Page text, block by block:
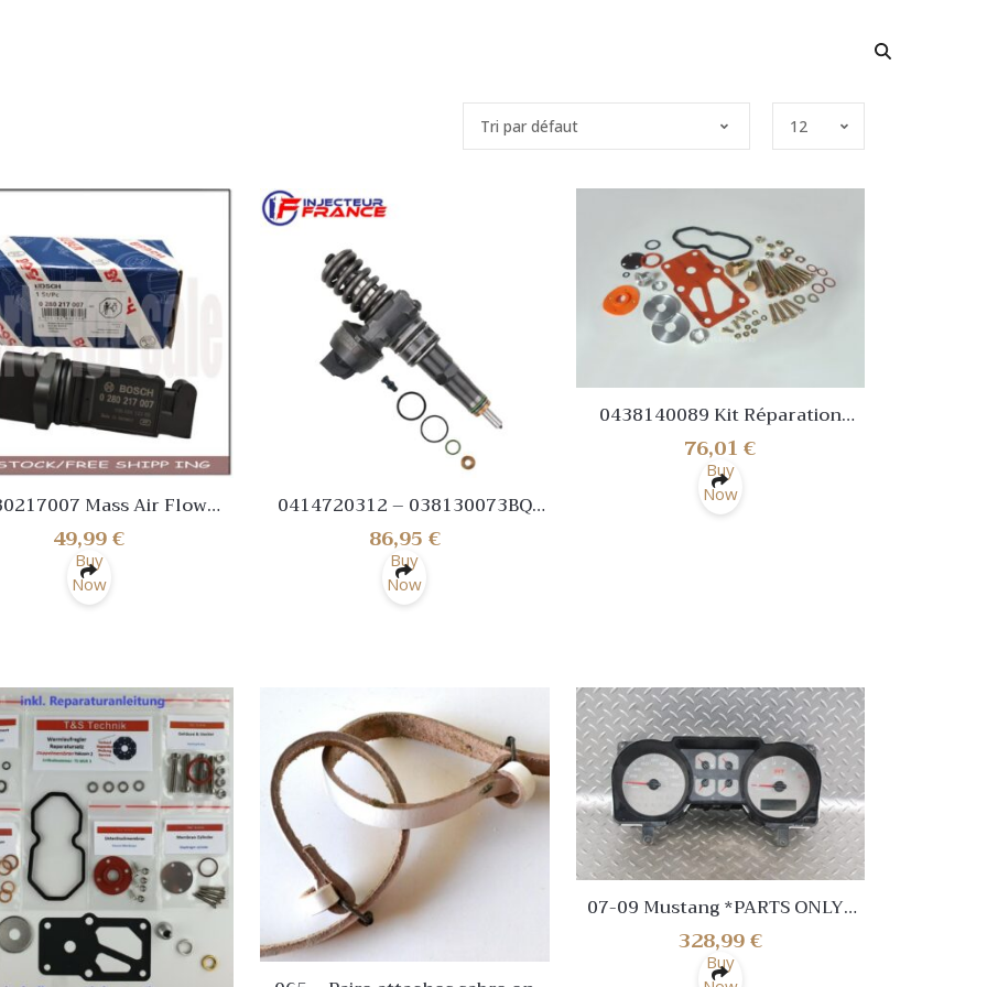
Mass Air Flow
99660612300 for
2001 Porsche 911
3.4L
49,99€
Buy
Now
0414720312 – 038130073BQ
Bosch Buse Pompe Unite PDE
VOLKSWAGEN CADDY 2.0 TDI
86,95€
Buy
Now
0438140089 Kit Réparation
Warmlaufregler Pour Porsche
911 3.0 SC 3.0 Convertible
76,01€
Buy
Now
07-09 Mustang *PARTS ONLY*
GT500 89k Miles Instrument
Gauge Cluster Speedometer
328,99€
Buy